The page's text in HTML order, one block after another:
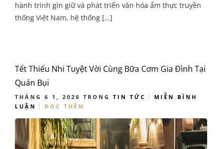
hành trình gìn giữ và phát triển văn hóa ẩm thực truyền
thống Việt Nam, hệ thống […]
Tết Thiếu Nhi Tuyệt Vời Cùng Bữa Cơm Gia Đình Tại
Quán Bụi
THÁNG 6 1, 2026 TRONG TIN TỨC
MIỄN BÌNH
LUẬN
ĐỌC THÊM